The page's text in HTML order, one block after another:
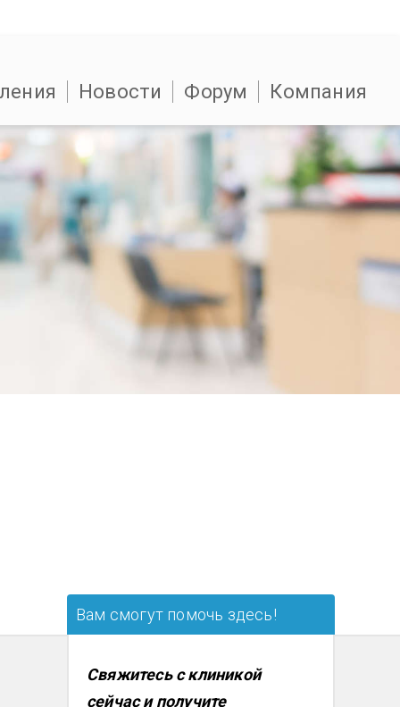
Новости Форум Компания
Вам смогут помочь здесь!
Свяжитесь с клиникой
сейчас и получите